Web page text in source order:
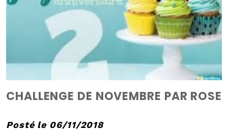
CHALLENGE DE NOVEMBRE PAR ROSE
Posté le 06/11/2018